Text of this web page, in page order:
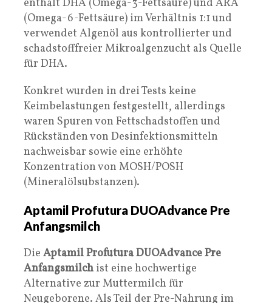
enthält DHA (Omega-3-Fettsäure) und ARA
(Omega-6-Fettsäure) im Verhältnis 1:1 und
verwendet Algenöl aus kontrollierter und
schadstofffreier Mikroalgenzucht als Quelle
für DHA.
Konkret wurden in drei Tests keine
Keimbelastungen festgestellt, allerdings
waren Spuren von Fettschadstoffen und
Rückständen von Desinfektionsmitteln
nachweisbar sowie eine erhöhte
Konzentration von MOSH/POSH
(Mineralölsubstanzen).
Aptamil Profutura DUOAdvance Pre
Anfangsmilch
Die Aptamil Profutura DUOAdvance Pre
Anfangsmilch ist eine hochwertige
Alternative zur Muttermilch für
Neugeborene. Als Teil der Pre-Nahrung im